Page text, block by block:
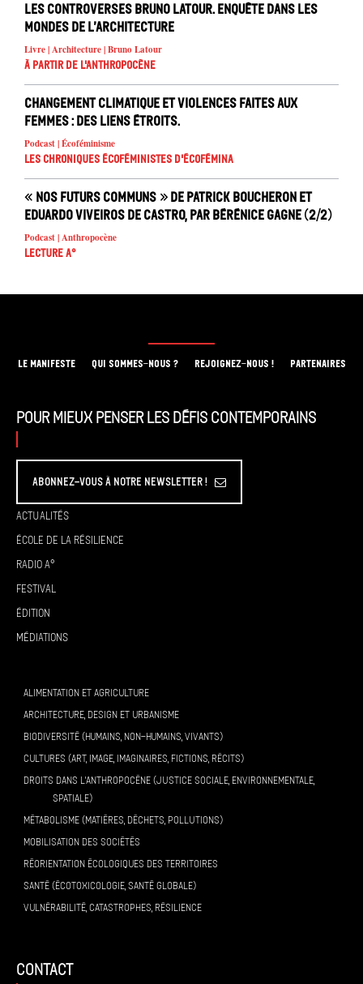
Les controverses Bruno Latour. Enquête dans les
mondes de l’architecture
Livre | Architecture | Bruno Latour
À partir de l'anthropocène
Changement climatique et violences faites aux
femmes : des liens étroits.
Podcast | Écoféminisme
Les chroniques écoféministes d'ÉcoFémina
« Nos futurs communs » de Patrick Boucheron et
Eduardo Viveiros de Castro, par Bérénice Gagne (2/2)
Podcast | Anthropocène
Lecture A°
LE MANIFESTE QUI SOMMES-NOUS ? REJOIGNEZ-NOUS ! PARTENAIRES
Pour mieux penser les défis contemporains
Abonnez-vous à Notre Newsletter !
Actualités
École de la résilience
Radio A°
Festival
Édition
Médiations
ALIMENTATION ET AGRICULTURE
ARCHITECTURE, DESIGN ET URBANISME
BIODIVERSITÉ (HUMAINS, NON-HUMAINS, VIVANTS)
CULTURES (ART, IMAGE, IMAGINAIRES, FICTIONS, RÉCITS)
DROITS DANS L’ANTHROPOCÈNE (JUSTICE SOCIALE, ENVIRONNEMENTALE,
SPATIALE)
MÉTABOLISME (MATIÈRES, DÉCHETS, POLLUTIONS)
MOBILISATION DES SOCIÉTÉS
RÉORIENTATION ÉCOLOGIQUES DES TERRITOIRES
SANTÉ (ÉCOTOXICOLOGIE, SANTÉ GLOBALE)
VULNÉRABILITÉ, CATASTROPHES, RÉSILIENCE
contact